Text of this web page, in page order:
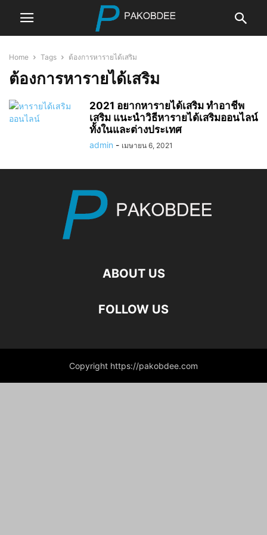
Home Tags ต้องการหารายได้เสริม
ต้องการหารายได้เสริม
2021 อยากหารายได้เสริม ทำอาชีพ
เสริม แนะนำวิธีหารายได้เสริมออนไลน์
ทั้งในและต่างประเทศ
admin - เมษายน 6, 2021
ABOUT US
FOLLOW US
Copyright https://pakobdee.com